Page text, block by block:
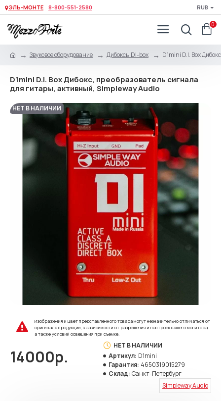
ЭЛЬ-МОНТЕ 8-800-551-2580 RUB
0
Звуковое оборудование Дибоксы DI-box D1mini D.I. Box
D1mini D.I. Box Дибокс, преобразователь сигнала
для гитары, активный, Simpleway Audio
НЕТ В НАЛИЧИИ
Изображения и цвет представленного товара могут незначительно отличаться от
оригинала продукции, в зависимости от разрешения и настроек вашего монитора,
а также условий освещения при съемке.
14000р.
НЕТ В НАЛИЧИИ
Артикул: D1mini
Гарантия: 4650319015279
Склад: Санкт-Петербург
Simpleway Audio